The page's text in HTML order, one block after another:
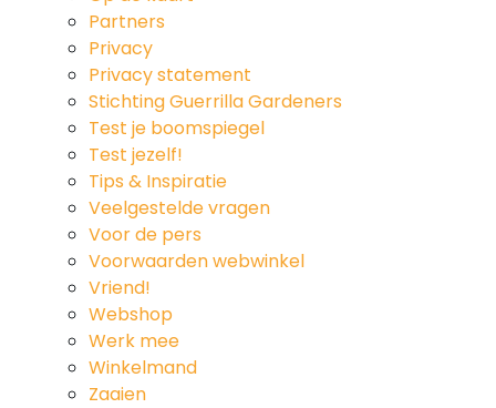
Partners
Privacy
Privacy statement
Stichting Guerrilla Gardeners
Test je boomspiegel
Test jezelf!
Tips & Inspiratie
Veelgestelde vragen
Voor de pers
Voorwaarden webwinkel
Vriend!
Webshop
Werk mee
Winkelmand
Zaaien